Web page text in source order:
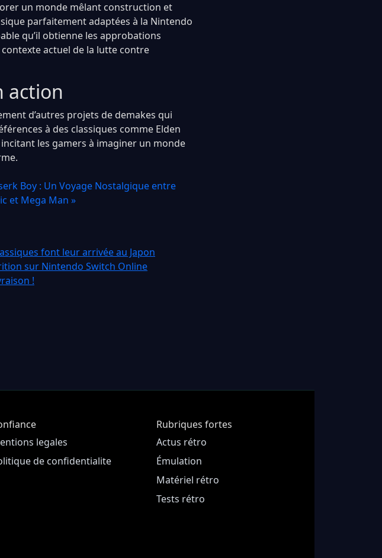
un monde mêlant construction et
parfaitement adaptées à la Nintendo
qu’il obtienne les approbations
actuel de la lutte contre
action
d’autres projets de demakes qui
à des classiques comme Elden
les gamers à imaginer un monde
Boy : Un Voyage Nostalgique entre
et Mega Man »
font leur arrivée au Japon
sur Nintendo Switch Online
!
legales
de confidentialite
Rubriques fortes
Actus rétro
Émulation
Matériel rétro
Tests rétro